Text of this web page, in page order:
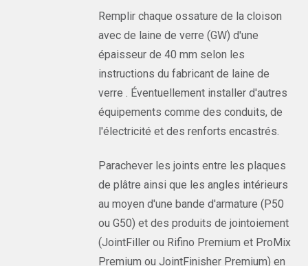
Remplir chaque ossature de la cloison
avec de laine de verre (GW) d'une
épaisseur de 40 mm selon les
instructions du fabricant de laine de
verre . Éventuellement installer d'autres
équipements comme des conduits, de
l'électricité et des renforts encastrés.
Parachever les joints entre les plaques
de plâtre ainsi que les angles intérieurs
au moyen d'une bande d'armature (P50
ou G50) et des produits de jointoiement
(JointFiller ou Rifino Premium et ProMix
Premium ou JointFinisher Premium) en